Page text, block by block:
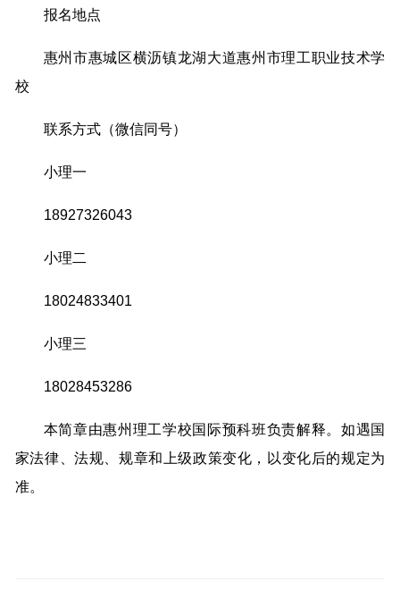
报名地点
惠州市惠城区横沥镇龙湖大道惠州市理工职业技术学
校
联系方式（微信同号）
小理一
18927326043
小理二
18024833401
小理三
18028453286
本简章由惠州理工学校国际预科班负责解释。如遇国
家法律、法规、规章和上级政策变化，以变化后的规定为
准。